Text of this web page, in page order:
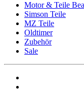
Motor & Teile
Simson Teile
MZ Teile
Oldtimer
Zubehör
Sale